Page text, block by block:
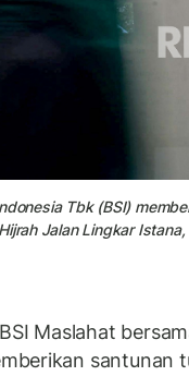
Tbk (BSI)
Jalan Lingkar
Maslahat
santunan